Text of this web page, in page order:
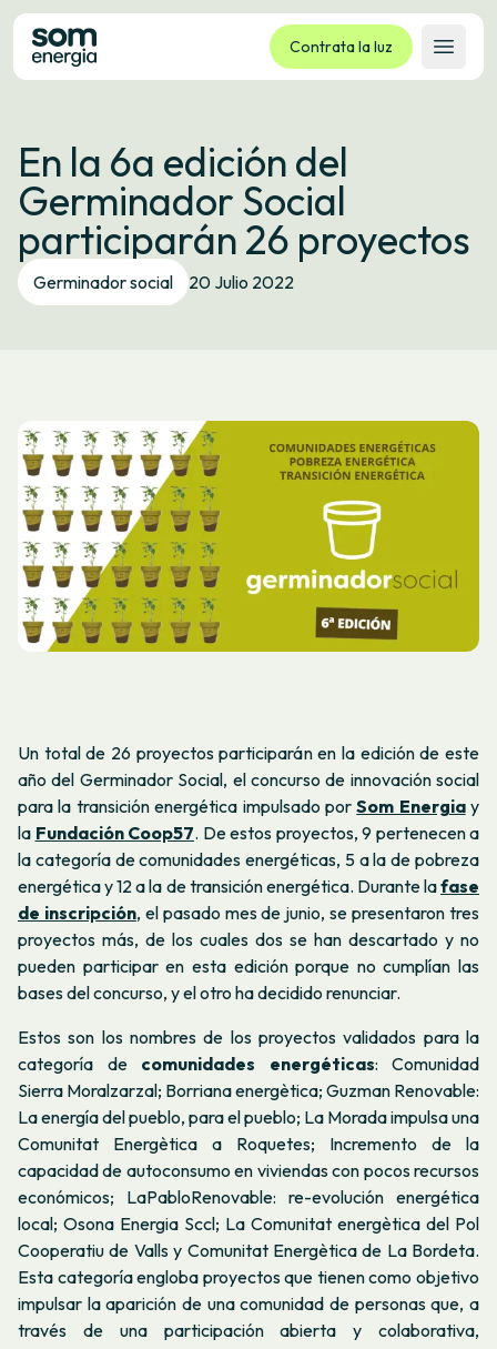
Contrata la luz
Abrir
Tarifas
Servicios
Empresas
La cooperativa
Contacto
En la 6a edición del
Germinador Social
participarán 26 proyectos
Germinador social 20 Julio 2022
Un total de 26 proyectos participarán en la edición de este
año del Germinador Social, el concurso de innovación social
para la transición energética impulsado porSom Energiay
la Fundación Coop57. De estos proyectos, 9 pertenecen a
la categoría de comunidades energéticas, 5 a la de pobreza
energética y 12 a la de transición energética. Durante lafase
de inscripción, el pasado mes de junio, se presentaron tres
proyectos más, de los cuales dos se han descartado y no
pueden participar en esta edición porque no cumplían las
bases del concurso, y el otro ha decidido renunciar.
Estos son los nombres de los proyectos validados para la
categoría de comunidades energéticas: Comunidad
Sierra Moralzarzal; Borriana energètica; Guzman Renovable:
La energía del pueblo, para el pueblo; La Morada impulsa una
Comunitat Energètica a Roquetes; Incremento de la
capacidad de autoconsumo en viviendas con pocos recursos
económicos; LaPabloRenovable: re-evolución energética
local; Osona Energia Sccl; La Comunitat energètica del Pol
Cooperatiu de Valls y Comunitat Energètica de La Bordeta.
Esta categoría engloba proyectos que tienen como objetivo
impulsar la aparición de una comunidad de personas que, a
través de una participación abierta y colaborativa,